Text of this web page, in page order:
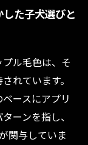
た子犬選びと
ル毛色は、そ
れています。
ースにアプリ
ーンを指し、
関与していま